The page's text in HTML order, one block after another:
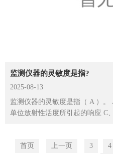
监测仪器的灵敏度是指?
2025-08-13
监测仪器的灵敏度是指（ A ）。
单位放射性活度所引起的响应 C
首页 上一页 3 4